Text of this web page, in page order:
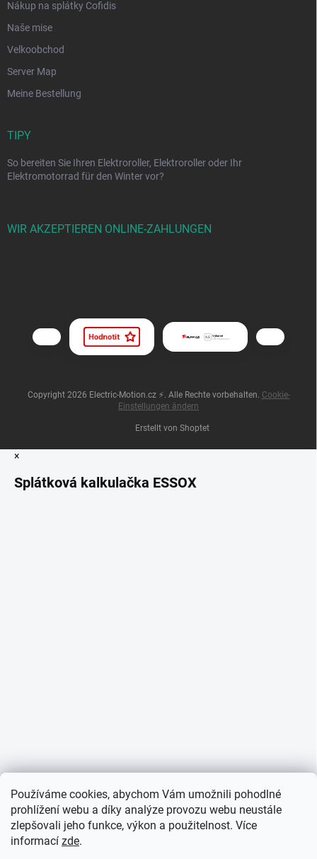
Používáme cookies, abychom Vám umožnili pohodlné
prohlížení webu a díky analýze provozu webu neustále
zlepšovali jeho funkce, výkon a použitelnost. Více
informací zde.
Nákup na splátky Cofidis
Naše mise
Velkoobchod
Server Map
Meine Bestellung
TIPY
So bereiten Sie Ihren Elektroroller, Elektroroller oder Ihr
Elektromotorrad für den Winter vor?
WIR AKZEPTIEREN ONLINE-ZAHLUNGEN
Erstellt von Shoptet
Copyright 2026 Electric-Motion.cz ⚡. Alle Rechte vorbehalten. Cookie-
Einstellungen ändern
×
Splátková kalkulačka ESSOX